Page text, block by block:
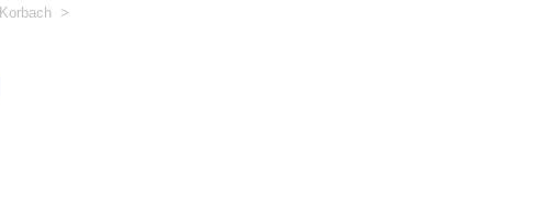
Korbach >